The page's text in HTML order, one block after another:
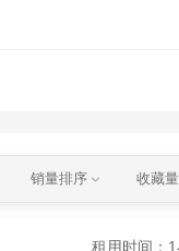
销量排序 收藏
租用时间 ：